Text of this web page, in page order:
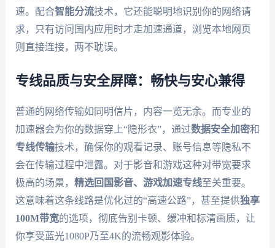
速。配合智能分流技术，它还能聪明地识别你的网络请
求，只有访问国内应用时才走加速通道，浏览本地网页
则直接连接，两不耽误。
专线品质与安全屏障：畅快与安心兼得
普通的网络传输如同明信片，内容一览无余。而专业的
加速器会为你的数据穿上“隐形衣”，通过数据安全加密和
专线传输技术，确保你的观看记录、账号信息等隐私不
会在传输过程中泄露。对于影音和游戏这种对带宽要求
极高的场景， 精选回国影音、游戏加速专线至关重要。
这意味着这条线路是优化过的“高速公路”，甚至提供独享
100M带宽的选项，彻底告别卡顿、缓冲和标清画质，让
你享受蓝光1080P乃至4K的流畅观影体验。